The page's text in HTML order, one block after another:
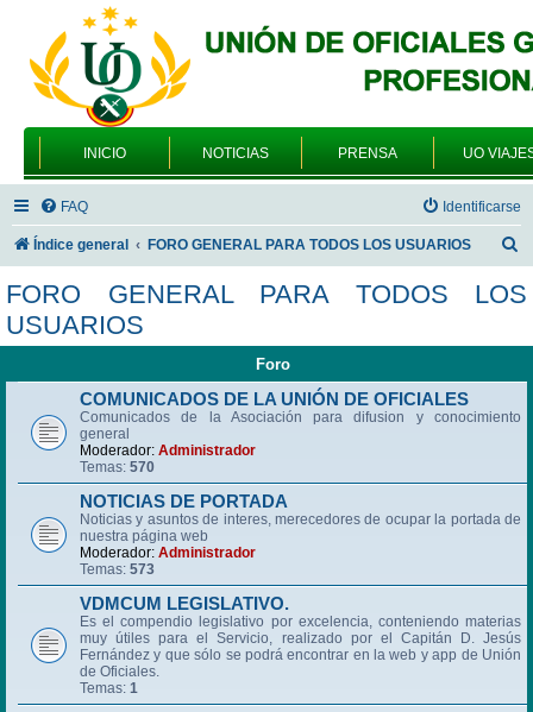
INICIO NOTICIAS PRENSA UO
FAQ Identificarse
Índice general FORO GENERAL PARA TODOS LOS USUARIOS
s
FORO GENERAL PARA TODOS LOS
USUARIOS
Foro
COMUNICADOS DE LA UNIÓN DE OFICIALES
Comunicados de la Asociación para difusion y conocimiento
general
Moderador: Administrador
Temas: 570
NOTICIAS DE PORTADA
Noticias y asuntos de interes, merecedores de ocupar la portada de
nuestra página web
Moderador: Administrador
Temas: 573
VDMCUM LEGISLATIVO.
Es el compendio legislativo por excelencia, conteniendo materias
muy útiles para el Servicio, realizado por el Capitán D. Jesús
Fernández y que sólo se podrá encontrar en la web y app de Unión
de Oficiales.
Temas: 1